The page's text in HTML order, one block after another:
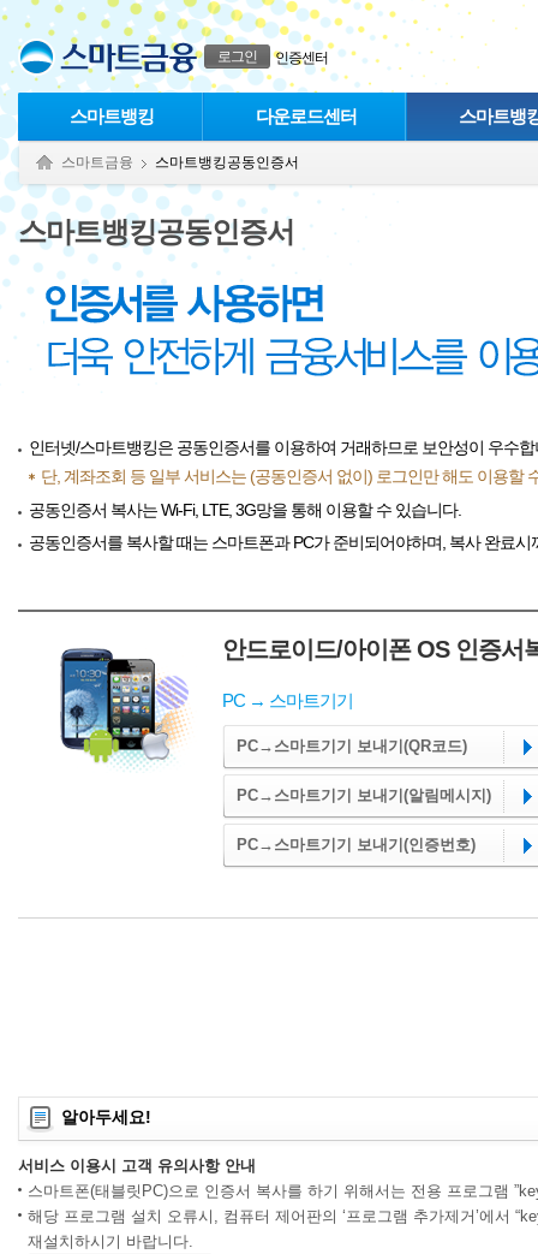
본문으로 바로가기
푸터 바로가기
로그인 인증센터
스마트뱅킹 다운로드센터 스마트뱅
스마트금융 스마트뱅킹공동인증서
스마트뱅킹공동인증서
인터넷/스마트뱅킹은 공동인증서를 이용하여 거래하므로 보안성이 우수합
단, 계좌조회 등 일부 서비스는 (공동인증서 없이) 로그인만 해도 이용할
공동인증서 복사는 Wi-Fi, LTE, 3G망을 통해 이용할 수 있습니다.
공동인증서를 복사할 때는 스마트폰과 PC가 준비되어야하며, 복사 완료
안드로이드/아이폰 OS 인증서
PC → 스마트기기
PC→스마트기기 보내기(QR코드)
PC→스마트기기 보내기(알림메시지)
PC→스마트기기 보내기(인증번호)
알아두세요!
서비스 이용시 고객 유의사항 안내
스마트폰(태블릿PC)으로 인증서 복사를 하기 위해서는 전용 프로그램
해당 프로그램 설치 오류시, 컴퓨터 제어판의 ‘프로그램 추가제거’에서
재설치하시기 바랍니다.